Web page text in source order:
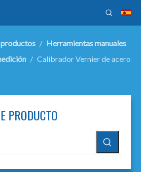
/ Herramientas manuales
/ Calibrador Vernier de acero
PRODUCTO